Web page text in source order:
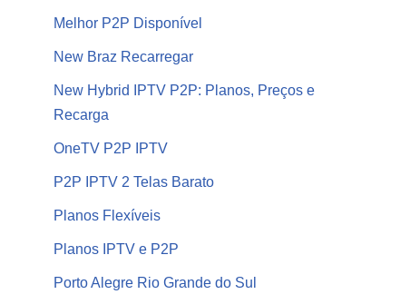
Melhor P2P Disponível
New Braz Recarregar
New Hybrid IPTV P2P: Planos, Preços e
Recarga
OneTV P2P IPTV
P2P IPTV 2 Telas Barato
Planos Flexíveis
Planos IPTV e P2P
Porto Alegre Rio Grande do Sul